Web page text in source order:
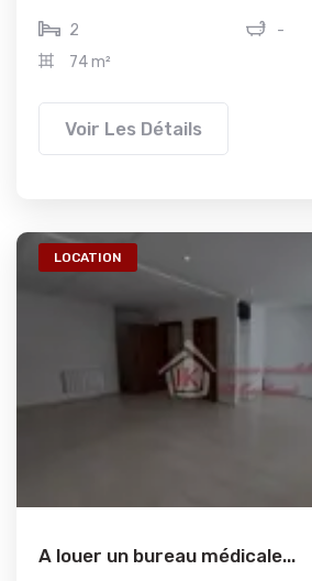
2
-
74 m²
Voir Les Détails
LOCATION
A louer un bureau médicale...